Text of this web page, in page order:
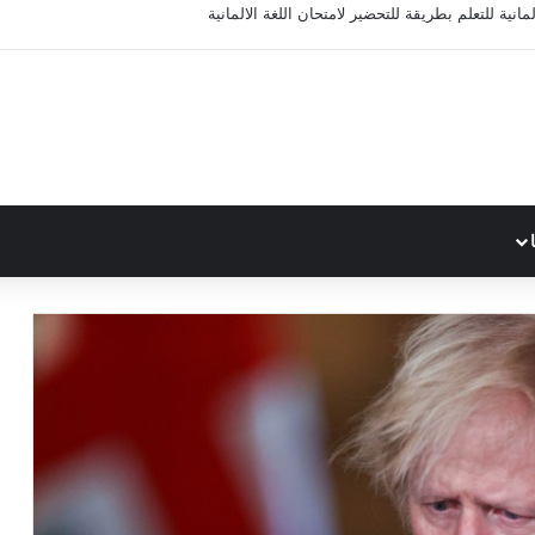
للتعلم بطريقة للتحضير لامتحان اللغة الالمانية